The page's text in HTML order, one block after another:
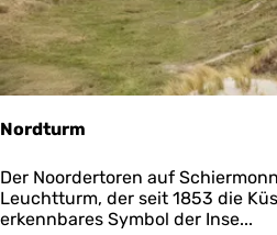
a
n
d
Nordturm
N
o
r
Der Noordertoren auf
Leuchtturm, der seit 1853 die
erkennbares Symbol der Inse...